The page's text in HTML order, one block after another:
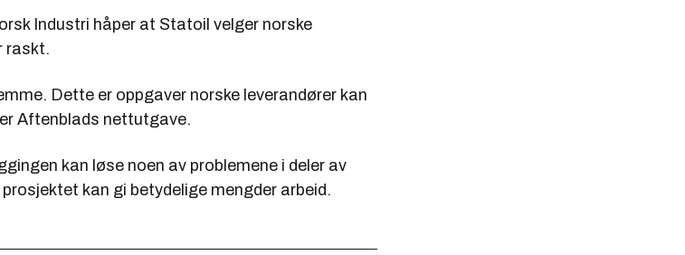
Industri håper at Statoil velger norske
raskt.
Dette er oppgaver norske leverandører kan
Aftenblads nettutgave.
kan løse noen av problemene i deler av
kan gi betydelige mengder arbeid.